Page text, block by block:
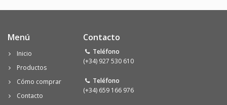
Menú
Inicio
Productos
Cómo comprar
Contacto
Contacto
Teléfono
(+34) 927 530 610
Teléfono
(+34) 659 166 976